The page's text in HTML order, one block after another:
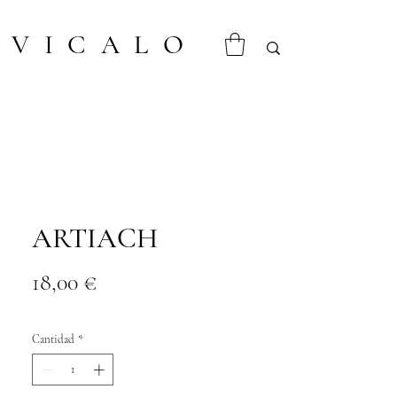
VICALO
ARTIACH
18,00 €
Cantidad *